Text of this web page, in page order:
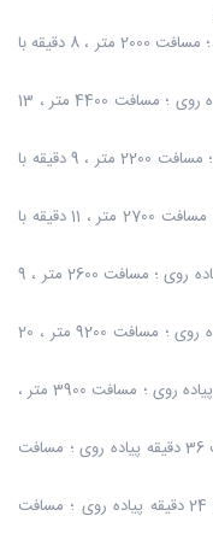
فاصله تا ورودی باب الجواد : 25 دقیقه پیاده روی ؛ مسافت 2000 متر ، 8 دقیقه با
فاصله تا پایانه مسافربری مشهد : 55 دقیقه پیاده روی ؛ مسافت 4400 متر ، 13
فاصله تا ورودی باب الرضا : 28 دقیقه پیاده روی ؛ مسافت 2200 متر ، 9 دقیقه با
فاصله تا بازار رضا مشهد : 34 دقیقه پیاده روی ؛ مسافت 2700 متر ، 11 دقیقه با
فاصله تا حرم امام رضا علیه السلام : 33 دقیقه پیاده روی ؛ مسافت 2600 متر ، 9
فاصله تا فرودگاه مشهد : 1 ساعت 54 دقیقه پیاده روی ؛ مسافت 9200 متر ، 20
فاصله تا ایستگاه راه آهن شهر مشهد : 50 دقیقه پیاده روی ؛ مسافت 3900 متر ،
فاصله تا مرکز خرید الماس شرق مشهد : 1 ساعت 36 دقیقه پیاده روی ؛ مسافت
فاصله تا نمایشگاه بین المللی مشهد : 3 ساعت 24 دقیقه پیاده روی ؛ مسافت